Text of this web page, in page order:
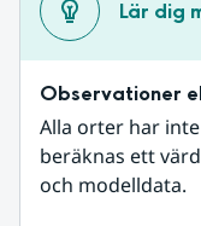
Lär dig
Observationer
Alla orter har
beräknas ett
och modelldata.